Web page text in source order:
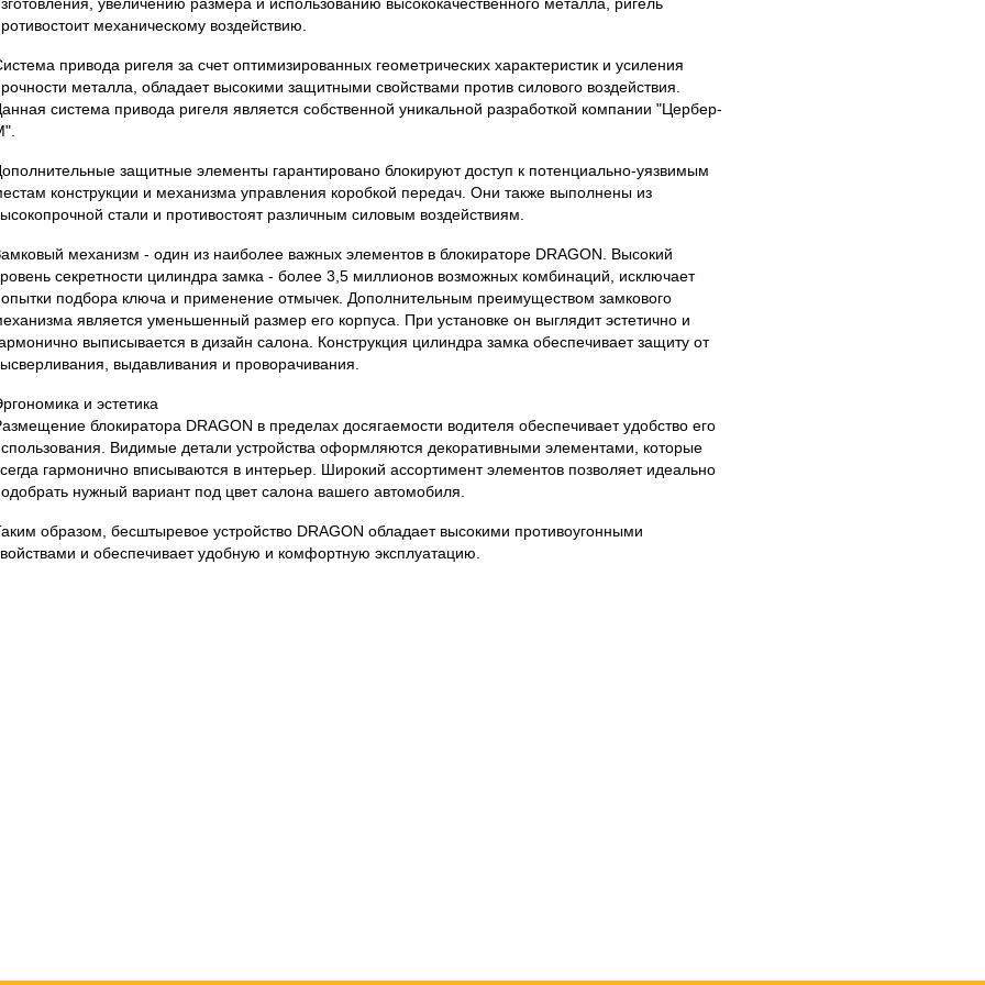
механическому воздействию.
привода ригеля за счет оптимизированных геометрических характеристик и усиления
металла, обладает высокими защитными свойствами против силового воздействия.
система привода ригеля является собственной уникальной разработкой компании "Цербер-
защитные элементы гарантировано блокируют доступ к потенциально-уязвимым
конструкции и механизма управления коробкой передач. Они также выполнены из
стали и противостоят различным силовым воздействиям.
механизм - один из наиболее важных элементов в блокираторе DRAGON. Высокий
секретности цилиндра замка - более 3,5 миллионов возможных комбинаций, исключает
подбора ключа и применение отмычек. Дополнительным преимуществом замкового
является уменьшенный размер его корпуса. При установке он выглядит эстетично и
выписывается в дизайн салона. Конструкция цилиндра замка обеспечивает защиту от
выдавливания и проворачивания.
и эстетика
блокиратора DRAGON в пределах досягаемости водителя обеспечивает удобство его
Видимые детали устройства оформляются декоративными элементами, которые
гармонично вписываются в интерьер. Широкий ассортимент элементов позволяет идеально
нужный вариант под цвет салона вашего автомобиля.
образом, бесштыревое устройство DRAGON обладает высокими противоугонными
и обеспечивает удобную и комфортную эксплуатацию.